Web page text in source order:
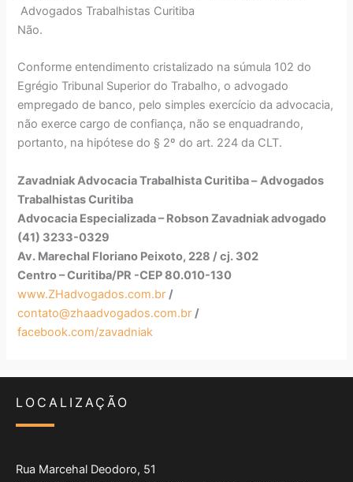
Advogados Trabalhistas Curitiba
Não.
Conforme entendimento cristalizado na súmula 102 do
Egrégio Tribunal Superior do Trabalho, o advogado
empregado de banco, pelo simples exercício da advocacia,
não exerce cargo de confiança, não se enquadrando,
portanto, na hipótese do § 2º do art. 224 da CLT.
Zavadniak Advocacia Trabalhista Curitiba – Advogados
Trabalhistas Curitiba
Advocacia Especializada – Robson Zavadniak advogado
(41) 3233-0329
Av. Marechal Floriano Peixoto, 228 / cj. 302
Centro – Curitiba/PR -CEP 80.010-130
www.ZHadvogados.com.br /
contato@zhaadvogados.com.br /
facebook.com/zavadniak
LOCALIZAÇÃO
Rua Marcehal Deodoro, 51